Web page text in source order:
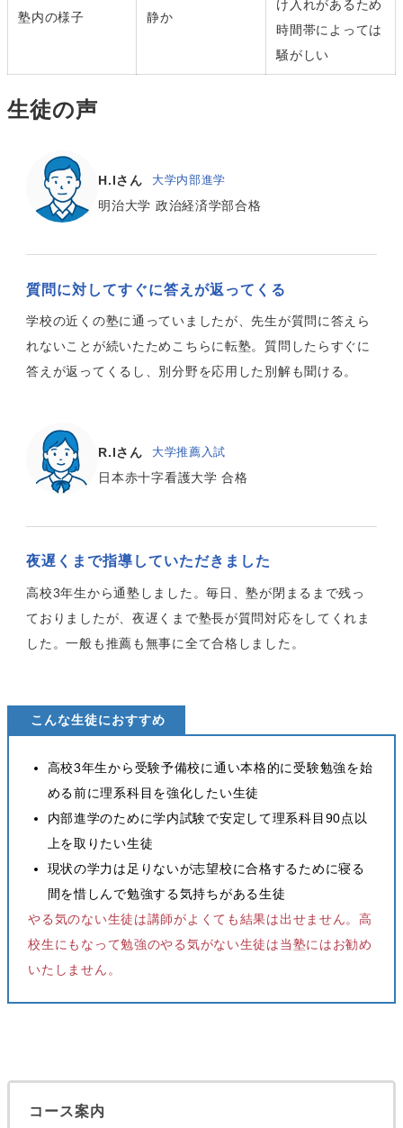
塾内の様子 静か
け入れがあるため
時間帯によっては
騒がしい
生徒の声
H.Iさん 大学内部進学
明治大学 政治経済学部合格
質問に対してすぐに答えが返ってくる
学校の近くの塾に通っていましたが、先生が質問に答えら
れないことが続いたためこちらに転塾。質問したらすぐに
答えが返ってくるし、別分野を応用した別解も聞ける。
R.Iさん 大学推薦入試
日本赤十字看護大学 合格
夜遅くまで指導していただきました
高校3年生から通塾しました。毎日、塾が閉まるまで残っ
ておりましたが、夜遅くまで塾長が質問対応をしてくれま
した。一般も推薦も無事に全て合格しました。
こんな生徒におすすめ
高校3年生から受験予備校に通い本格的に受験勉強を始
める前に理系科目を強化したい生徒
内部進学のために学内試験で安定して理系科目90点以
上を取りたい生徒
現状の学力は足りないが志望校に合格するために寝る
間を惜しんで勉強する気持ちがある生徒
やる気のない生徒は講師がよくても結果は出せません。高
校生にもなって勉強のやる気がない生徒は当塾にはお勧め
いたしません。
コース案内